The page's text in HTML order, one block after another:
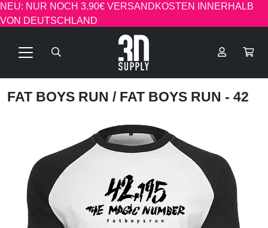
NEU: NUR NOCH 3.90€ VERSANDKOSTEN INNERHALB
VON DEUTSCHLAND
FAT BOYS RUN / FAT BOYS RUN - 42